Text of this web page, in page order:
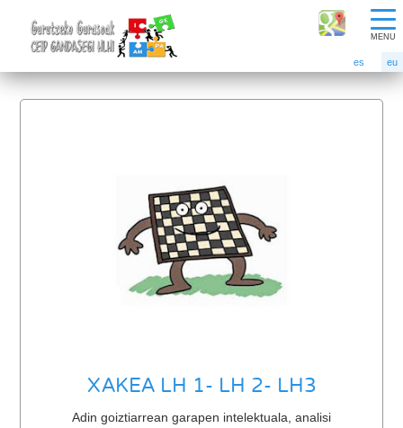
MENU
es eu
XAKEA LH 1- LH 2- LH3
Adin goiztiarrean garapen intelektuala, analisi